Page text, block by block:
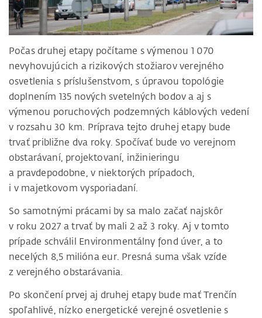
Počas druhej etapy počítame s výmenou 1 070
nevyhovujúcich a rizikových stožiarov verejného
osvetlenia s príslušenstvom, s úpravou topológie
doplnením 135 nových svetelných bodov a aj s
výmenou poruchových podzemných káblových vedení
v rozsahu 30 km. Príprava tejto druhej etapy bude
trvať približne dva roky. Spočívať bude vo verejnom
obstarávaní, projektovaní, inžinieringu
a pravdepodobne, v niektorých prípadoch,
i v majetkovom vysporiadaní.
So samotnými prácami by sa malo začať najskôr
v roku 2027 a trvať by mali 2 až 3 roky. Aj v tomto
prípade schválil Environmentálny fond úver, a to
necelých 8,5 milióna eur. Presná suma však vzíde
z verejného obstarávania.
Po skončení prvej aj druhej etapy bude mať Trenčín
spoľahlivé, nízko energetické verejné osvetlenie s